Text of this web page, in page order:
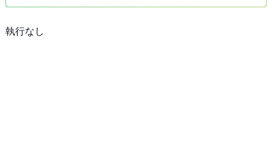
執行なし